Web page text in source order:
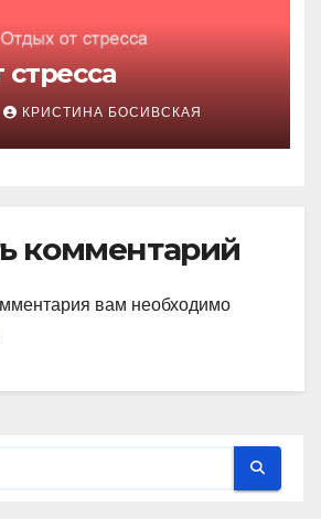
КРИСТИНА БОСИВСКАЯ
комментарий
вам необходимо